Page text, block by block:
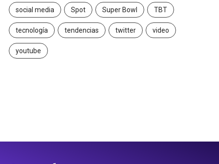
social media Spot Super Bowl TBT
tecnología tendencias twitter video
youtube